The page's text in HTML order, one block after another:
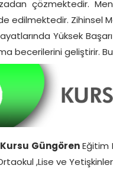
çözmektedir.
edilmektedir. Zihinsel
Yüksek
becerilerini geliştirir.
Güngören Eğitim
,Lise ve